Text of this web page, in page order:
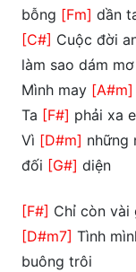
bỗng [Fm] dần
[C#] Cuộc đời
làm sao dám mơ
Mình may [A#m]
Ta [F#] phải xa
Vì [D#m] những
đối [G#] diện
[F#] Chỉ còn vài
[D#m7] Tình
buông trôi